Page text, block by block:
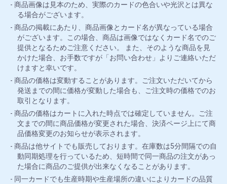
商品画像は見本のため、実際のカードの色合いや光沢とは異な
る場合がございます。
商品の掲載にあたり、商品画像とカード名が異なっている場合
がございます。この場合、商品は画像ではなくカード名でのご
提供となるためご注意ください。 また、そのような商品を見
かけた場合、お手数ですが「お問い合わせ」よりご連絡いただ
けますと幸いです。
商品の価格は変動することがあります。ご注文いただいてから
発送までの間に価格が変動した場合も、ご注文時の価格でのお
取引となります。
商品の価格はカートに入れた時点では確定していません。ご注
文までの間に商品価格が変更された場合、決済ページ上にて商
品価格変更のお知らせが表示されます。
商品は他サイトでも販売しております。在庫数は5分間隔での自
動同期処理を行っているため、短時間で同一商品の注文があっ
た場合に商品のご提供が出来なくなることがあります。
同一カードでも生産時期や生産場所の違いによりカードの品質